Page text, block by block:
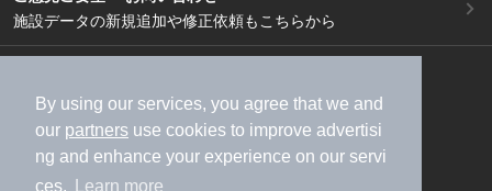
By using our services, you agree that we and
our partners use cookies to improve advertisi
ng and enhance your experience on our servi
ces.
Learn more
施設データの新規追加や修正依頼もこちらから
加盟店募集（資料請求）
広告出稿のご案内
利用規約
ライフスタイルMEMBERS+規約
特定商取引法に基づく表記
ヘルプ
採用情報